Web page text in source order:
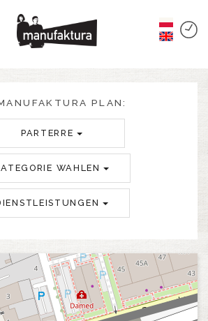
PLAN:
PARTERRE
WAHLEN